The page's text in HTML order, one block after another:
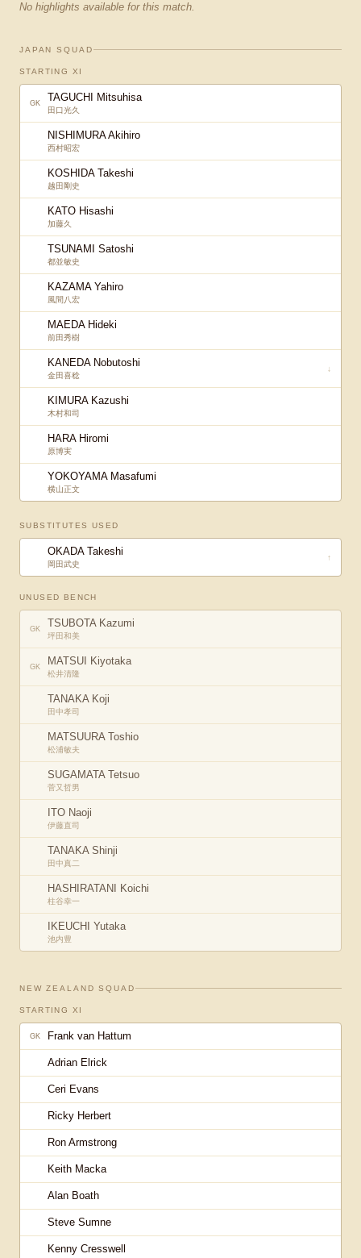
No highlights available for this match.
JAPAN SQUAD
STARTING XI
GK TAGUCHI Mitsuhisa
田口光久
NISHIMURA Akihiro
西村昭宏
KOSHIDA Takeshi
越田剛史
KATO Hisashi
加藤久
TSUNAMI Satoshi
都並敏史
KAZAMA Yahiro
風間八宏
MAEDA Hideki
前田秀樹
KANEDA Nobutoshi
金田喜稔
↓
KIMURA Kazushi
木村和司
HARA Hiromi
原博実
YOKOYAMA Masafumi
横山正文
SUBSTITUTES USED
OKADA Takeshi
岡田武史
↑
UNUSED BENCH
GK TSUBOTA Kazumi
坪田和美
GK MATSUI Kiyotaka
松井清隆
TANAKA Koji
田中孝司
MATSUURA Toshio
松浦敏夫
SUGAMATA Tetsuo
菅又哲男
ITO Naoji
伊藤直司
TANAKA Shinji
田中真二
HASHIRATANI Koichi
柱谷幸一
IKEUCHI Yutaka
池内豊
NEW ZEALAND SQUAD
STARTING XI
GK Frank van Hattum
Adrian Elrick
Ceri Evans
Ricky Herbert
Ron Armstrong
Keith Macka
Alan Boath
Steve Sumne
Kenny Cresswell